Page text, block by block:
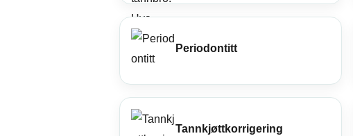
Permanente implantater som ser naturlige
Smerter eller skjev visdomstann? Rask og
skånsom fjerning.
Vis alle behandlinger
Blødende
Blør tannkjøttet?
Form et mer
Periodontitt
Tannkjøttkorrigering